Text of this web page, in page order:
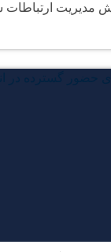
مدیریت ارتباطات